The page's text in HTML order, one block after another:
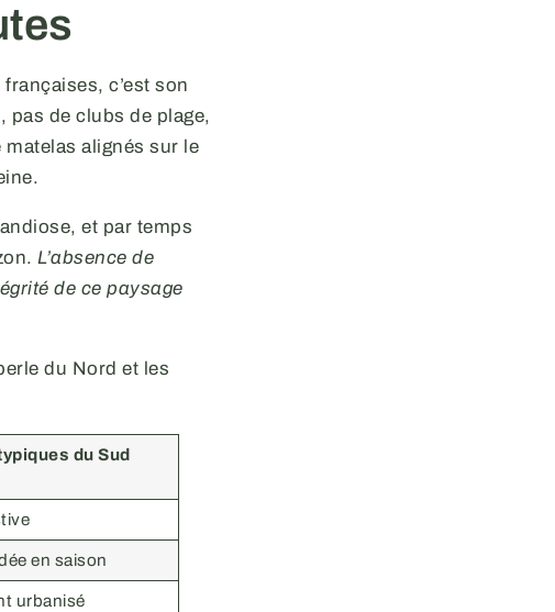
c’est son
pas de clubs de plage,
matelas alignés sur le
et par temps
L’absence de
de ce paysage
du Nord et les
du Sud
en saison
urbanisé